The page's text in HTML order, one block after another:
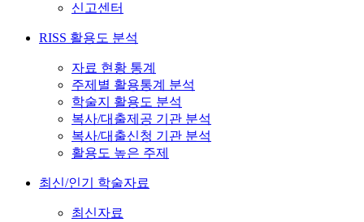
신고센터
RISS 활용도 분석
자료 현황 통계
주제별 활용통계 분석
학술지 활용도 분석
복사/대출제공 기관 분석
복사/대출신청 기관 분석
활용도 높은 주제
최신/인기 학술자료
최신자료